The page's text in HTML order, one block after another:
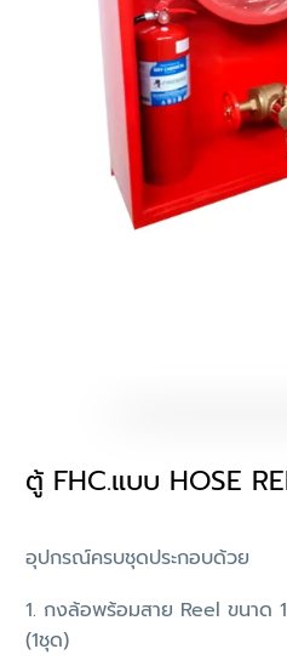
ตู้ FHC.แบบ HOSE
อุปกรณ์ครบชุดประกอบด้วย
1. กงล้อพร้อมสาย Reel ขนาด
(1ชุด)